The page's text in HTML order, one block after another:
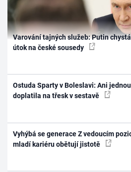
Varování tajných služeb: Putin
útok na české sousedy
Ostuda Sparty v Boleslavi: Ani
doplatila na třesk v sestavě
Vyhýbá se generace Z vedoucím
mladí kariéru obětují jistotě